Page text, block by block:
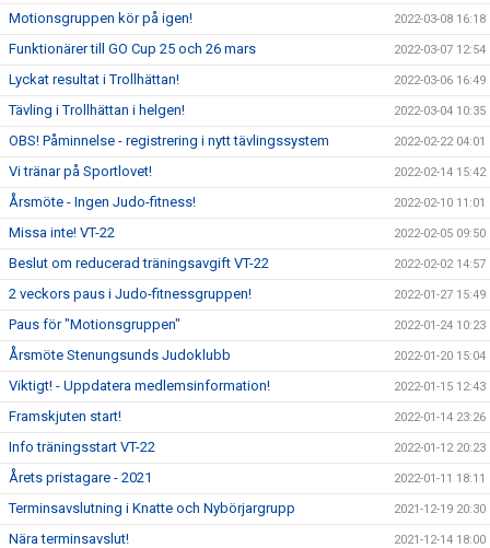
Motionsgruppen kör på igen! 2022-03-08 16:18
Funktionärer till GO Cup 25 och 26 mars 2022-03-07 12:54
Lyckat resultat i Trollhättan! 2022-03-06 16:49
Tävling i Trollhättan i helgen! 2022-03-04 10:35
OBS! Påminnelse - registrering i nytt tävlingssystem 2022-02-22 04:01
Vi tränar på Sportlovet! 2022-02-14 15:42
Årsmöte - Ingen Judo-fitness! 2022-02-10 11:01
Missa inte! VT-22 2022-02-05 09:50
Beslut om reducerad träningsavgift VT-22 2022-02-02 14:57
2 veckors paus i Judo-fitnessgruppen! 2022-01-27 15:49
Paus för "Motionsgruppen" 2022-01-24 10:23
Årsmöte Stenungsunds Judoklubb 2022-01-20 15:04
Viktigt! - Uppdatera medlemsinformation! 2022-01-15 12:43
Framskjuten start! 2022-01-14 23:26
Info träningsstart VT-22 2022-01-12 20:23
Årets pristagare - 2021 2022-01-11 18:11
Terminsavslutning i Knatte och Nybörjargrupp 2021-12-19 20:30
Nära terminsavslut! 2021-12-14 18:00